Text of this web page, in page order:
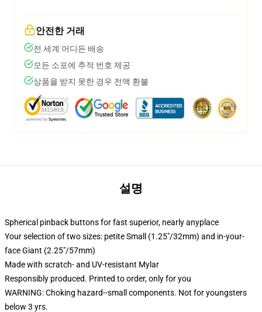
안전한 거래
전 세계 어디든 배송
모든 소포에 추적 번호 제공
상품을 받지 못한 경우 전액 환불
설명
Spherical pinback buttons for fast superior, nearly anyplace
Your selection of two sizes: petite Small (1.25"/32mm) and in-your-
face Giant (2.25"/57mm)
Made with scratch- and UV-resistant Mylar
Responsibly produced. Printed to order, only for you
WARNING: Choking hazard--small components. Not for youngsters
below 3 yrs.